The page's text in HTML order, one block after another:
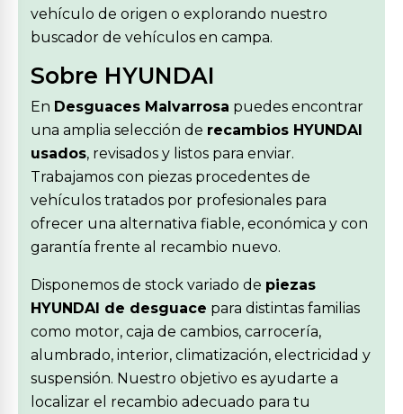
vehículo de origen o explorando nuestro
buscador de vehículos en campa.
Sobre HYUNDAI
En Desguaces Malvarrosa puedes encontrar
una amplia selección de recambios HYUNDAI
usados, revisados y listos para enviar.
Trabajamos con piezas procedentes de
vehículos tratados por profesionales para
ofrecer una alternativa fiable, económica y con
garantía frente al recambio nuevo.
Disponemos de stock variado de piezas
HYUNDAI de desguace para distintas familias
como motor, caja de cambios, carrocería,
alumbrado, interior, climatización, electricidad y
suspensión. Nuestro objetivo es ayudarte a
localizar el recambio adecuado para tu